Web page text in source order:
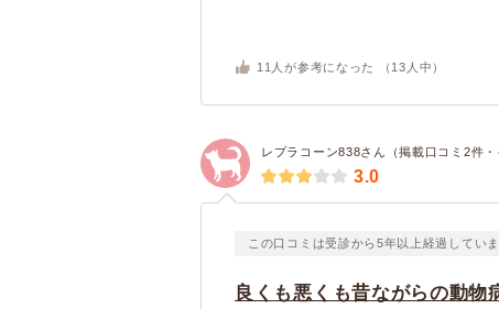
11 人が参考になった （ 13 人中）
レプラコーン838さん（掲載口コミ2件・
3.0
この口コミは受診から5年以上経過していま
良くも悪くも昔ながらの動物